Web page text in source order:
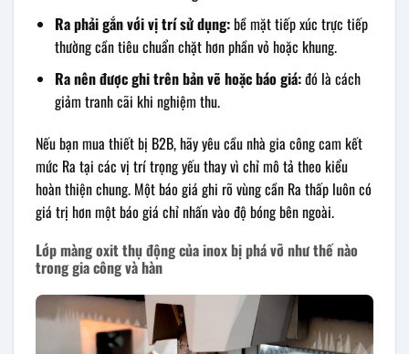
Ra phải gắn với vị trí sử dụng:bề mặt tiếp xúc trực tiếp
thường cần tiêu chuẩn chặt hơn phần vỏ hoặc khung.
Ra nên được ghi trên bản vẽ hoặc báo giá:đó là cách
giảm tranh cãi khi nghiệm thu.
Nếu bạn mua thiết bị B2B, hãy yêu cầu nhà gia công cam kết
mức Ra tại các vị trí trọng yếu thay vì chỉ mô tả theo kiểu
hoàn thiện chung. Một báo giá ghi rõ vùng cần Ra thấp luôn có
giá trị hơn một báo giá chỉ nhấn vào độ bóng bên ngoài.
Lớp màng oxit thụ động của inox bị phá vỡ như thế nào
trong gia công và hàn